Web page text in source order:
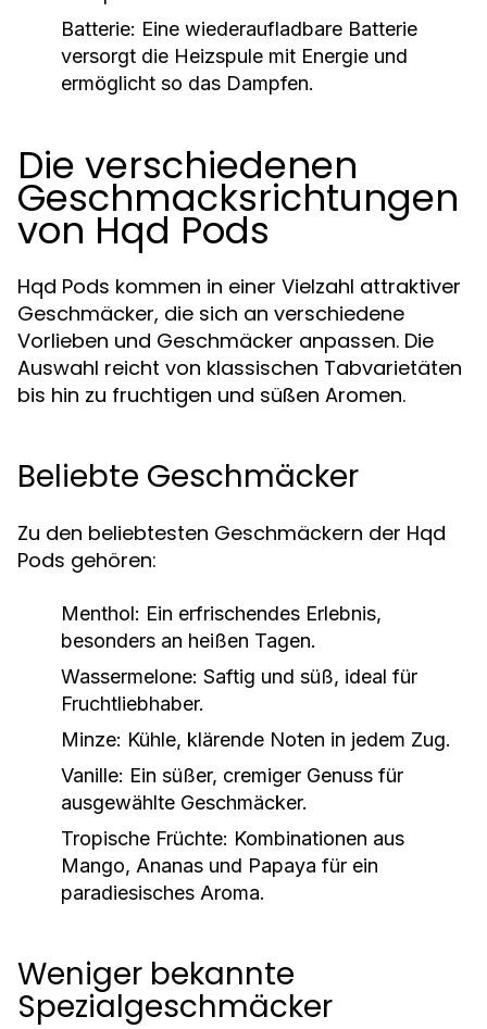
Batterie: Eine wiederaufladbare Batterie
versorgt die Heizspule mit Energie und
ermöglicht so das Dampfen.
Die verschiedenen
Geschmacksrichtungen
von Hqd Pods
Hqd Pods kommen in einer Vielzahl attraktiver
Geschmäcker, die sich an verschiedene
Vorlieben und Geschmäcker anpassen. Die
Auswahl reicht von klassischen Tabvarietäten
bis hin zu fruchtigen und süßen Aromen.
Beliebte Geschmäcker
Zu den beliebtesten Geschmäckern der Hqd
Pods gehören:
Menthol: Ein erfrischendes Erlebnis,
besonders an heißen Tagen.
Wassermelone: Saftig und süß, ideal für
Fruchtliebhaber.
Minze: Kühle, klärende Noten in jedem Zug.
Vanille: Ein süßer, cremiger Genuss für
ausgewählte Geschmäcker.
Tropische Früchte: Kombinationen aus
Mango, Ananas und Papaya für ein
paradiesisches Aroma.
Weniger bekannte
Spezialgeschmäcker